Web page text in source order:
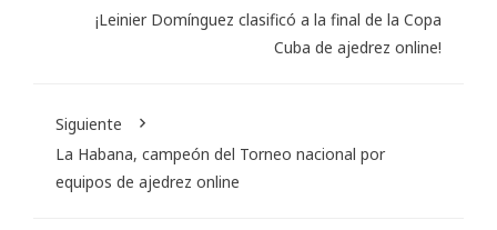
¡Leinier Domínguez clasificó a la final de la Copa
Cuba de ajedrez online!
Siguiente
La Habana, campeón del Torneo nacional por
equipos de ajedrez online